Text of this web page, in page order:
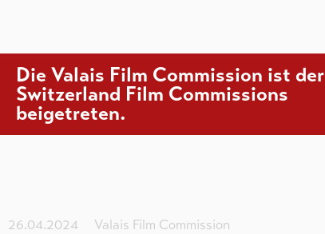
Die Valais Film Commission ist der
Switzerland Film Commissions
beigetreten.
26.04.2024 Valais Film Commission